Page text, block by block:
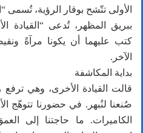
الأولى تتّشح بوقار الرؤية، تُسمى
ببريق المظهر، تُدعى “القيادة
كتب عليهما أن يكونا مرآةً
الآخر.
بداية المكاشفة
قالت القيادة الأخرى، وهي
صُنعنا لنُبهر. في حضورنا تتوهّج
الكاميرات. ما حاجتنا إلى